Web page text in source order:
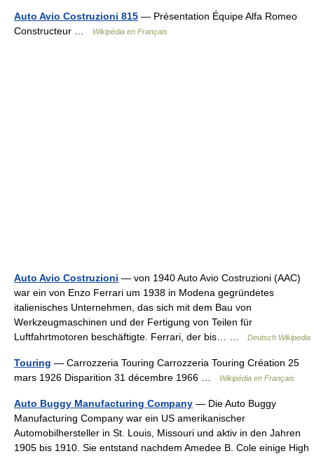
Auto Avio Costruzioni 815 — Présentation Équipe Alfa Romeo
Constructeur …
Wikipédia en Français
Auto Avio Costruzioni — von 1940 Auto Avio Costruzioni (AAC)
war ein von Enzo Ferrari um 1938 in Modena gegründetes
italienisches Unternehmen, das sich mit dem Bau von
Werkzeugmaschinen und der Fertigung von Teilen für
Luftfahrtmotoren beschäftigte. Ferrari, der bis… …
Deutsch Wikipedia
Touring — Carrozzeria Touring Carrozzeria Touring Création 25
mars 1926 Disparition 31 décembre 1966 …
Wikipédia en Français
Auto Buggy Manufacturing Company — Die Auto Buggy
Manufacturing Company war ein US amerikanischer
Automobilhersteller in St. Louis, Missouri und aktiv in den Jahren
1905 bis 1910. Sie entstand nachdem Amedee B. Cole einige High